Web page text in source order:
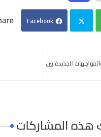
Facebook
tterالجديدة بين
هذه المشاركات